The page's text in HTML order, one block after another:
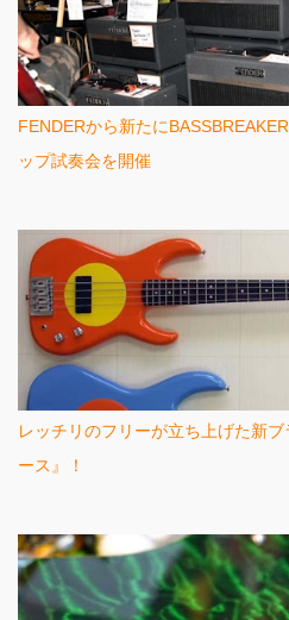
FENDERから新たに
ップ試奏会を開催
レッチリのフリーが立ち上げた新
ース』！